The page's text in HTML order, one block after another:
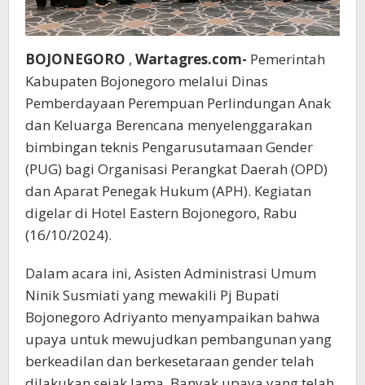
BOJONEGORO , Wartagres.com- Pemerintah
Kabupaten Bojonegoro melalui Dinas
Pemberdayaan Perempuan Perlindungan Anak
dan Keluarga Berencana menyelenggarakan
bimbingan teknis Pengarusutamaan Gender
(PUG) bagi Organisasi Perangkat Daerah (OPD)
dan Aparat Penegak Hukum (APH). Kegiatan
digelar di Hotel Eastern Bojonegoro, Rabu
(16/10/2024).
Dalam acara ini, Asisten Administrasi Umum
Ninik Susmiati yang mewakili Pj Bupati
Bojonegoro Adriyanto menyampaikan bahwa
upaya untuk mewujudkan pembangunan yang
berkeadilan dan berkesetaraan gender telah